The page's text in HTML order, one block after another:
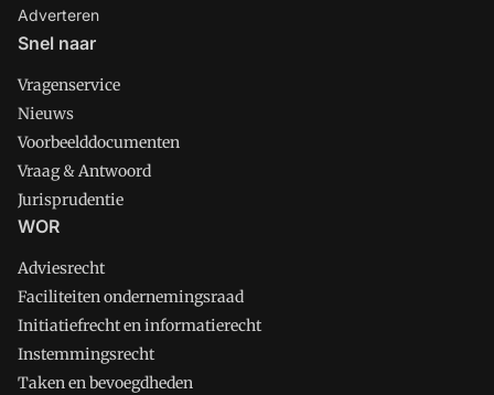
Adverteren
Snel naar
Vragenservice
Nieuws
Voorbeelddocumenten
Vraag & Antwoord
Jurisprudentie
WOR
Adviesrecht
Faciliteiten ondernemingsraad
Initiatiefrecht en informatierecht
Instemmingsrecht
Taken en bevoegdheden